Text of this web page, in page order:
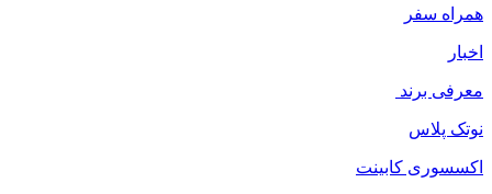
همراه سفر
اخبار
معرفی برند
نوتک پلاس
اکسسوری کابینت